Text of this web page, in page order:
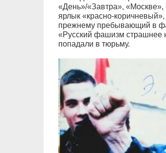
«День»/«Завтра»,
ярлык «красно-
прежнему пребывающий в
«Русский фашизм страшнее
попадали в тюрьму.